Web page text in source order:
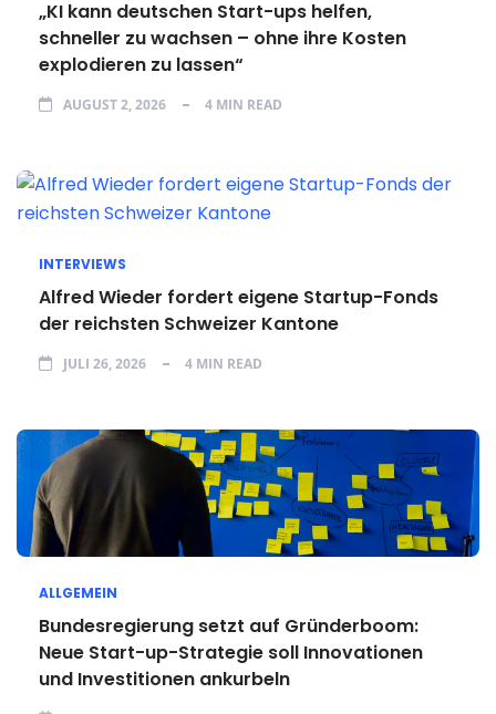
„KI kann deutschen Start-ups helfen,
schneller zu wachsen – ohne ihre Kosten
explodieren zu lassen“
AUGUST 2, 2026 4 MIN READ
INTERVIEWS
Alfred Wieder fordert eigene Startup-Fonds
der reichsten Schweizer Kantone
JULI 26, 2026 4 MIN READ
ALLGEMEIN
Bundesregierung setzt auf Gründerboom:
Neue Start-up-Strategie soll Innovationen
und Investitionen ankurbeln